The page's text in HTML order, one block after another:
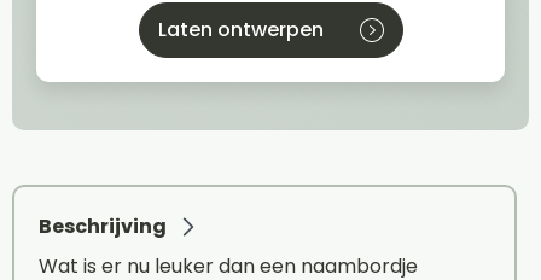
Laten ontwerpen
Beschrijving
Wat is er nu leuker dan een naambordje